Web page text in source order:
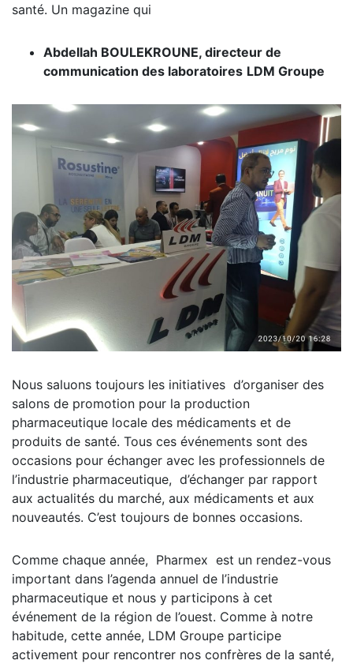
santé. Un magazine qui
Abdellah BOULEKROUNE, directeur de
communication des laboratoires LDM Groupe
Nous saluons toujours les initiatives d’organiser des
salons de promotion pour la production
pharmaceutique locale des médicaments et de
produits de santé. Tous ces événements sont des
occasions pour échanger avec les professionnels de
l’industrie pharmaceutique, d’échanger par rapport
aux actualités du marché, aux médicaments et aux
nouveautés. C’est toujours de bonnes occasions.
Comme chaque année, Pharmex est un rendez-vous
important dans l’agenda annuel de l’industrie
pharmaceutique et nous y participons à cet
événement de la région de l’ouest. Comme à notre
habitude, cette année, LDM Groupe participe
activement pour rencontrer nos confrères de la santé,